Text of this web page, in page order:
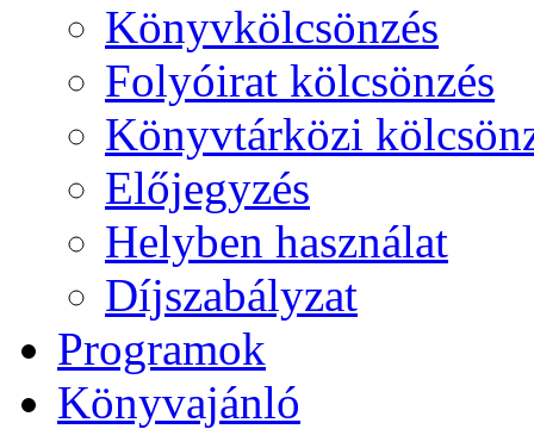
Könyvkölcsönzés
Folyóirat kölcsönzés
Könyvtárközi
Előjegyzés
Helyben használat
Díjszabályzat
Programok
Könyvajánló